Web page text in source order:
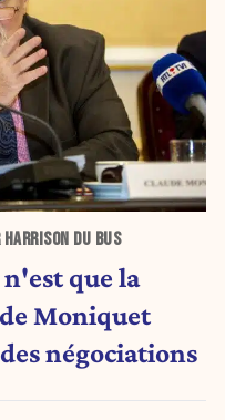
DU BUS
que la
Moniquet
négociations